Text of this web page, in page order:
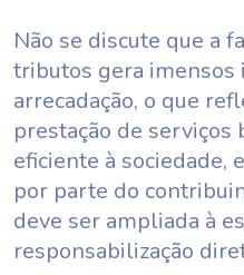
Não se discute que a
tributos gera imensos
arrecadação, o que
prestação de serviços
eficiente à sociedade,
por parte do
deve ser ampliada à
responsabilização